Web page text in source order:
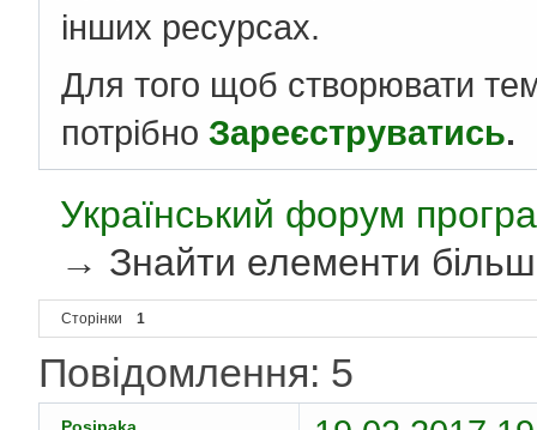
інших ресурсах.
Для того щоб створювати
потрібно Зареєструватись.
Український форум
→ Знайти елементи
Сторінки 1
Повідомлення: 5